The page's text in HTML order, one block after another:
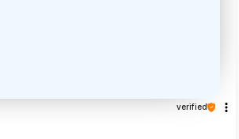
verified